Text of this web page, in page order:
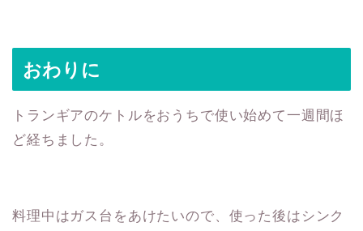
おわりに
トランギアのケトルをおうちで使い始めて一週間ほ
ど経ちました。
料理中はガス台をあけたいので、使った後はシンク